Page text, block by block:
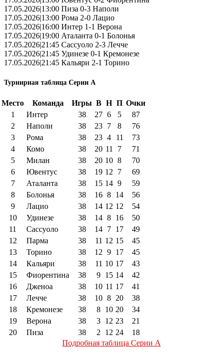
17.05.2026|13:00 Пиза 0-3 Наполи
17.05.2026|13:00 Рома 2-0 Лацио
17.05.2026|16:00 Интер 1-1 Верона
17.05.2026|19:00 Аталанта 0-1 Болонья
17.05.2026|21:45 Сассуоло 2-3 Лечче
17.05.2026|21:45 Удинезе 0-1 Кремонезе
17.05.2026|21:45 Кальяри 2-1 Торино
Турнирная таблица Серии А
Место Команда Игры В Н П Очки
1
Интер 38 27 6 5
87
2
Наполи 38 23 7 8
76
3
Рома 38 23 4 11
73
4
Комо 38 20 11 7
71
5
Милан 38 20 10 8
70
6
Ювентус 38 19 12 7
69
7
Аталанта 38 15 14 9
59
8
Болонья 38 16 8 14
56
9
Лацио 38 14 12 12
54
10
Удинезе 38 14 8 16
50
11
Сассуоло 38 14 7 17
49
12
Парма 38 11 12 15
45
13
Торино 38 12 9 17
45
14
Кальяри 38 11 10 17
43
15
Фиорентина 38 9 15 14
42
16
Дженоа 38 10 11 17
41
17
Лечче 38 10 8 20
38
18
Кремонезе 38 8 10 20
34
19
Верона 38 3 12 23
21
20
Пиза 38 2 12 24
18
Подробная таблица Серии А